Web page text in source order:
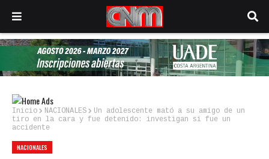
Inicio NACIONALES
Un adolescente mató a su amigo de un
tiro en la cara y fue detenido: investigan si fue un
accidente
NACIONALES